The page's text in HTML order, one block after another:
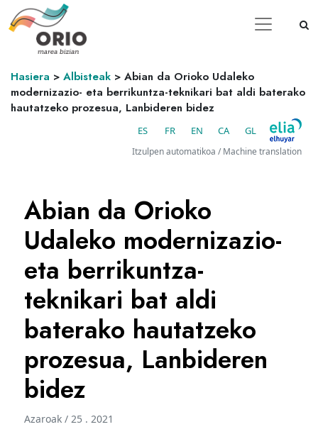
Hasiera > Albisteak > Abian da Orioko Udaleko
modernizazio- eta berrikuntza-teknikari bat aldi baterako
hautatzeko prozesua, Lanbideren bidez
ES FR EN CA GL
Itzulpen automatikoa / Machine translation
Abian da Orioko
Udaleko modernizazio-
eta berrikuntza-
teknikari bat aldi
baterako hautatzeko
prozesua, Lanbideren
bidez
Azaroak / 25 . 2021